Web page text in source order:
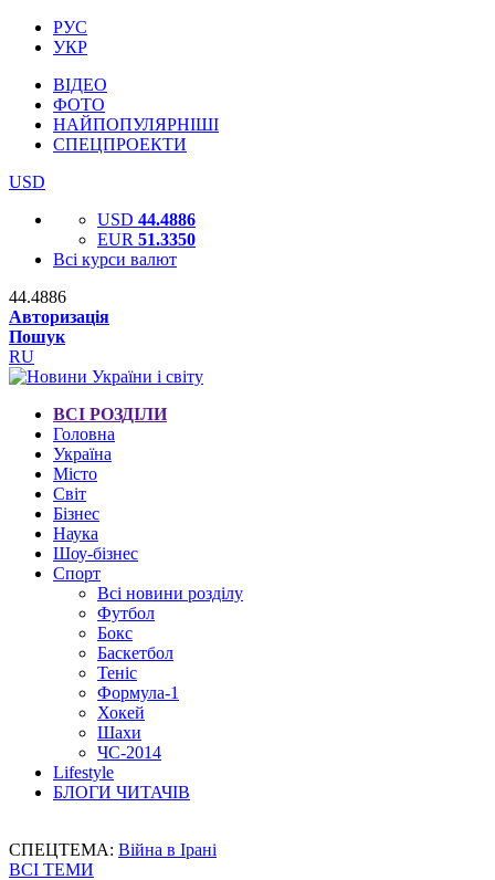
РУС
УКР
ВІДЕО
ФОТО
НАЙПОПУЛЯРНІШІ
СПЕЦПРОЕКТИ
USD
USD 44.4886
EUR 51.3350
Всі курси валют
44.4886
Авторизація
Пошук
RU
ВСІ РОЗДІЛИ
Головна
Україна
Місто
Світ
Бізнес
Наука
Шоу-бізнес
Спорт
Всі новини розділу
Футбол
Бокс
Баскетбол
Теніс
Формула-1
Хокей
Шахи
ЧС-2014
Lifestyle
БЛОГИ ЧИТАЧІВ
СПЕЦТЕМА: Війна в Ірані
ВСІ ТЕМИ